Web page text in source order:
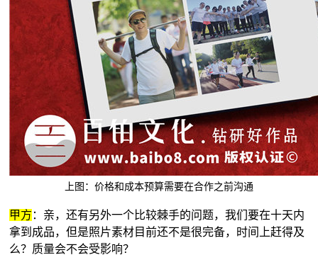
上图：价格和成本预算需要在合作之前沟通
甲方 ：亲，还有另外一个比较棘手的问题，我们要在十天内
拿到成品，但是照片素材目前还不是很完备，时间上赶得及
么？质量会不会受影响？